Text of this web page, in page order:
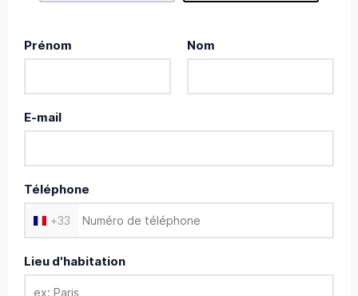
Prénom Nom
E-mail
Téléphone
+33
Lieu d'habitation